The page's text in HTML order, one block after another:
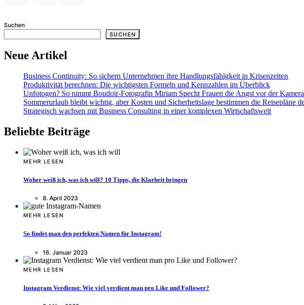
Suchen
SUCHEN
Neue Artikel
Business Continuity: So sichern Unternehmen ihre Handlungsfähigkeit in Krisenzeiten
Produktivität berechnen: Die wichtigsten Formeln und Kennzahlen im Überblick
Unfotogen? So nimmt Boudoir-Fotografin Miriam Specht Frauen die Angst vor der Kamera
Sommerurlaub bleibt wichtig, aber Kosten und Sicherheitslage bestimmen die Reisepläne
Strategisch wachsen mit Business Consulting in einer komplexen Wirtschaftswelt
Beliebte Beiträge
MEHR LESEN
Woher weiß ich, was ich will? 10 Tipps, die Klarheit bringen
8. April 2023
MEHR LESEN
So findet man den perfekten Namen für Instagram!
16. Januar 2023
MEHR LESEN
Instagram Verdienst: Wie viel verdient man pro Like und Follower?